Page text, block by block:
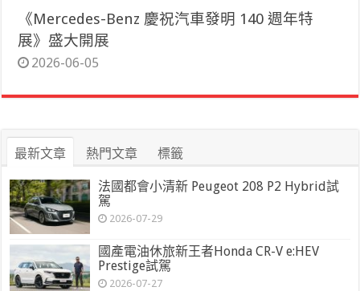
《Mercedes-Benz 慶祝汽車發明 140 週年特
展》盛大開展
2026-06-05
最新文章 熱門文章 標籤
法國都會小清新 Peugeot 208 P2 Hybrid試
駕
2026-07-29
國產電油休旅新王者Honda CR-V e:HEV
Prestige試駕
2026-07-27